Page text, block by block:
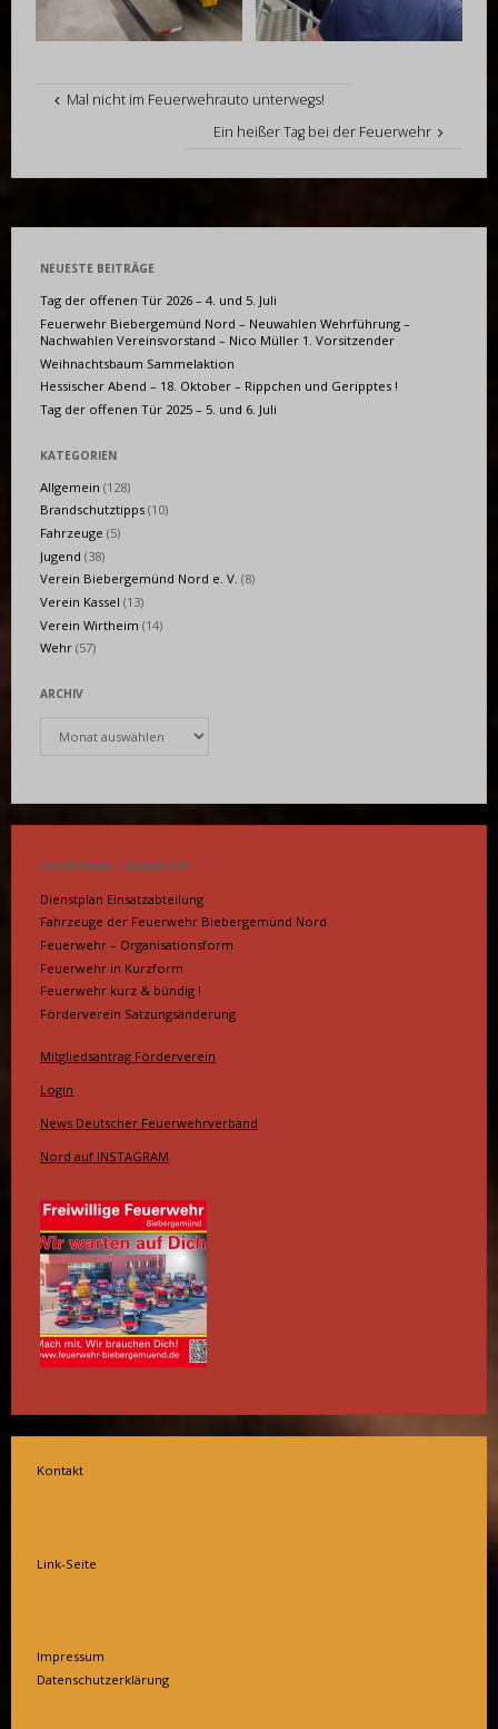
Mal nicht im Feuerwehrauto unterwegs!
Ein heißer Tag bei der Feuerwehr
NEUESTE BEITRÄGE
Tag der offenen Tür 2026 – 4. und 5. Juli
Feuerwehr Biebergemünd Nord – Neuwahlen Wehrführung –
Nachwahlen Vereinsvorstand – Nico Müller 1. Vorsitzender
Weihnachtsbaum Sammelaktion
Hessischer Abend – 18. Oktober – Rippchen und Geripptes !
Tag der offenen Tür 2025 – 5. und 6. Juli
KATEGORIEN
Allgemein (128)
Brandschutztipps (10)
Fahrzeuge (5)
Jugend (38)
Verein Biebergemünd Nord e. V. (8)
Verein Kassel (13)
Verein Wirtheim (14)
Wehr (57)
ARCHIV
FEUERWEHR – ÜBERBLICK
Dienstplan Einsatzabteilung
Fahrzeuge der Feuerwehr Biebergemünd Nord
Feuerwehr – Organisationsform
Feuerwehr in Kurzform
Feuerwehr kurz & bündig !
Förderverein Satzungsänderung
Mitgliedsantrag Förderverein
Login
News Deutscher Feuerwehrverband
Nord auf INSTAGRAM
Kontakt
Link-Seite
Impressum
Datenschutzerklärung